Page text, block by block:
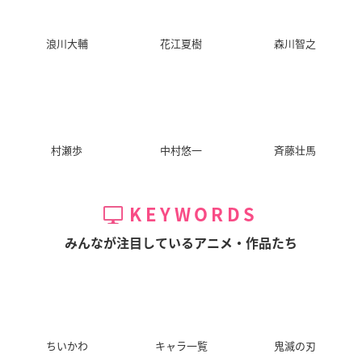
浪川大輔 花江夏樹 森川智之
村瀬歩 中村悠一 斉藤壮馬
KEYWORDS
みんなが注目しているアニメ・作品たち
ちいかわ キャラ一覧 鬼滅の刃